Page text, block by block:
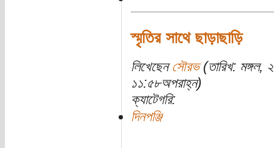
স্মৃতির সাথে ছাড়াছাড়ি
লিখেছেন সৌরভ(তারিখ: মঙ্গল,
১১:৫৮অপরাহ্ন)
ক্যাটেগরি:
দিনপঞ্জি